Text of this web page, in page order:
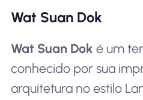
Wat Suan Dok
Wat Suan Dok é um
conhecido por sua
arquitetura no estilo